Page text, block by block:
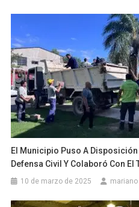
El Municipio Puso A
Defensa Civil Y Colaboró Con
10 de marzo de 2025 mariano